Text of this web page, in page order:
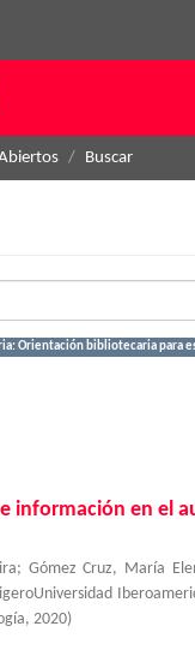
Buscar
Orientación bibliotecaria para
información en el
; Gómez Cruz, María
, 2020)